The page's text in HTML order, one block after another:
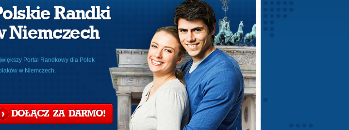
Randki
Niemczech
Portal Randkowy dla Polek
w Niemczech.
DOŁĄCZ ZA DARMO!